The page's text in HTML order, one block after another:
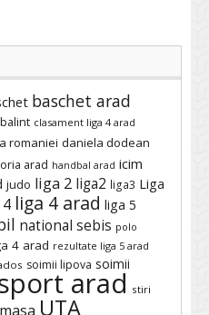
baschet arad
clasament liga 4 arad
romaniei daniela dodean
arad handbal arad icim
judo liga 2 liga2 liga3 Liga
liga 4 arad liga 5
national sebis polo
4 arad rezultate liga 5 arad
soimii lipova soimii
arad stiri
UTA